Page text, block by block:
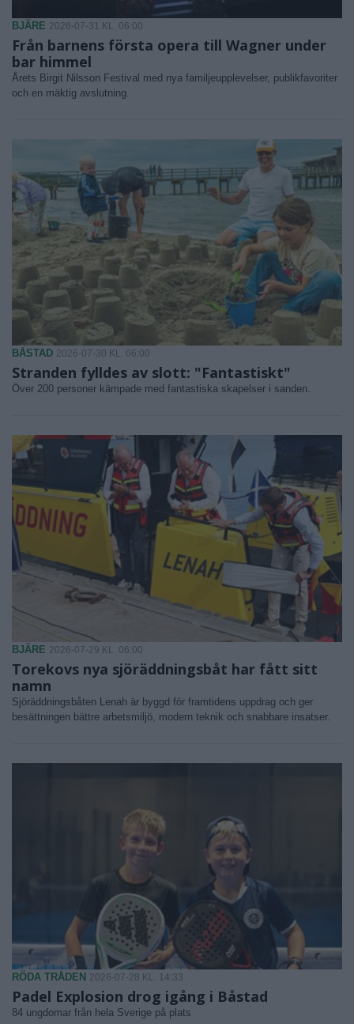
BJÄRE 2026-07-31 KL. 06:00
Från barnens första opera till Wagner under
bar himmel
Årets Birgit Nilsson Festival med nya familjeupplevelser, publikfavoriter
och en mäktig avslutning.
BÅSTAD 2026-07-30 KL. 06:00
Stranden fylldes av slott: "Fantastiskt"
Över 200 personer kämpade med fantastiska skapelser i sanden.
BJÄRE 2026-07-29 KL. 06:00
Torekovs nya sjöräddningsbåt har fått sitt
namn
Sjöräddningsbåten Lenah är byggd för framtidens uppdrag och ger
besättningen bättre arbetsmiljö, modern teknik och snabbare insatser.
RÖDA TRÅDEN 2026-07-28 KL. 14:33
Padel Explosion drog igång i Båstad
84 ungdomar från hela Sverige på plats